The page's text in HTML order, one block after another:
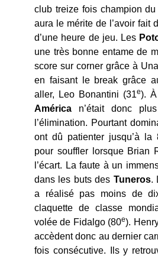
club treize fois champion
aura le mérite de l’avoir fait
d’une heure de jeu. Les
une très bonne entame de
score sur corner grâce à
en faisant le break grâce
aller, Leo Bonantini (31e).
América n’était donc
l’élimination. Pourtant
ont dû patienter jusqu’à la
pour souffler lorsque Brian
l’écart. La faute à un
dans les buts des Tuneros.
a réalisé pas moins de
claquette de classe
volée de Fidalgo (80e).
accèdent donc au dernier
fois consécutive. Ils y